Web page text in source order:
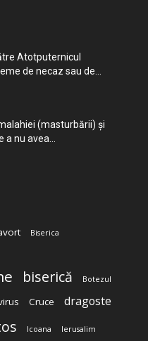
Atotputernicul
de necaz sau de...
(masturbării) şi
a nu avea...
Biserica
biserică Botezul
Cruce dragoste
Icoana Ierusalim